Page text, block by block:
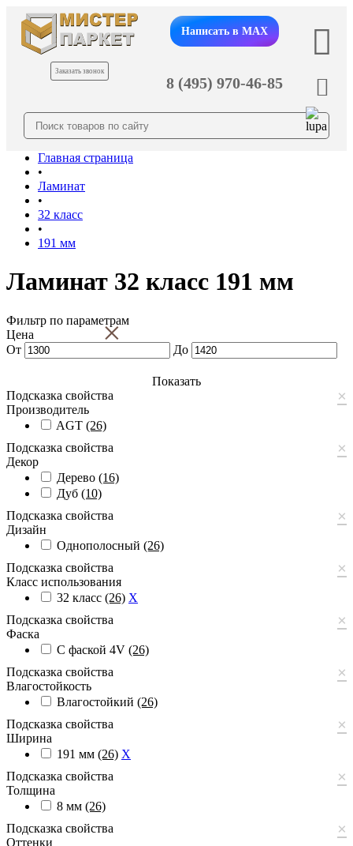
Заказать звонок
Написать в MAX
8 (495) 970-46-85
Главная страница
•
Ламинат
•
32 класс
•
191 мм
Ламинат 32 класс 191 мм
Фильтр по параметрам
×
Цена
От
До
Показать
Подсказка свойства
×
Производитель
AGT (26)
Подсказка свойства
×
Декор
Дерево (16)
Дуб (10)
Подсказка свойства
×
Дизайн
Однополосный (26)
Подсказка свойства
×
Класс использования
32 класс (26) X
Подсказка свойства
×
Фаска
С фаской 4V (26)
Подсказка свойства
×
Влагостойкость
Влагостойкий (26)
Подсказка свойства
×
Ширина
191 мм (26) X
Подсказка свойства
×
Толщина
8 мм (26)
Подсказка свойства
×
Оттенки